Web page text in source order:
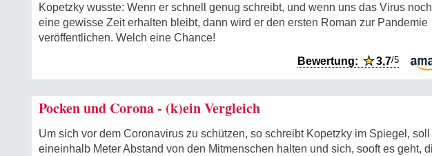
Kopetzky wusste: Wenn er schnell genug schreibt, und wenn uns das Virus noch
eine gewisse Zeit erhalten bleibt, dann wird er den ersten Roman zur Pandemie
veröffentlichen. Welch eine Chance!
Bewertung:★3,7/5
Pocken und Corona - (k)ein Vergleich
Um sich vor dem Coronavirus zu schützen, so schreibt Kopetzky im Spiegel, soll
eineinhalb Meter Abstand von den Mitmenschen halten und sich, sooft es geht,